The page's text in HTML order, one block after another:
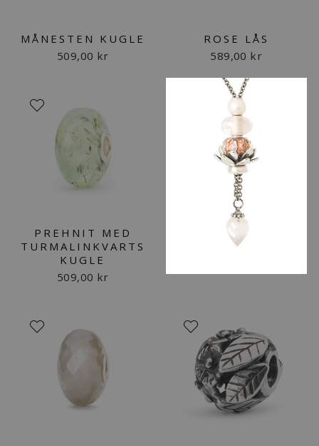
MÅNESTEN KUGLE
509,00 kr
ROSE LÅS
589,00 kr
PREHNIT MED
TURMALINKVARTS
KUGLE
509,00 kr